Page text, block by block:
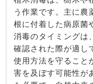
う作業です。主に農
根に付着した病原菌
消毒のタイミングは
確認された際が適し
使用方法を守ること
害を及ぼす可能性が